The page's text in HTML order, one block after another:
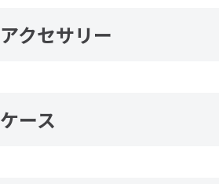
アクセサリー
ケース